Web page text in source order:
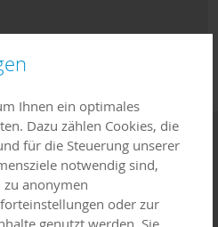
Ihnen ein optimales
Dazu zählen Cookies, die
für die Steuerung unserer
notwendig sind,
zu anonymen
oder zur
genutzt werden. Sie
mit dem Coronavirus infiziert
an Ihren Hausarzt oder
Bereitschaftsdienstes: